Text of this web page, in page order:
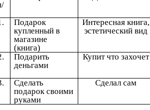
Подарок
купленный в
магазине
(книга)
Интересная книга,
эстетический вид
Подарить
деньгами
Купит что захочет
Сделать
подарок своими
руками
Сделал сам